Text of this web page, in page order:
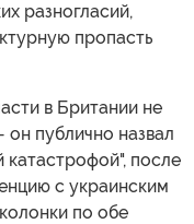
разногласий,
пропасть
в Британии не
публично назвал
после
с украинским
по обе